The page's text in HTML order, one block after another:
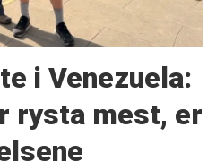
i Venezuela:
rysta mest, er